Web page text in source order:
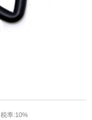
税率:10%